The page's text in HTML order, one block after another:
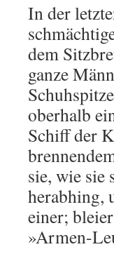
In der
dem
ganze
oberhalb
Schiff der
sie, wie sie
herabhing,
einer;
»Armen-